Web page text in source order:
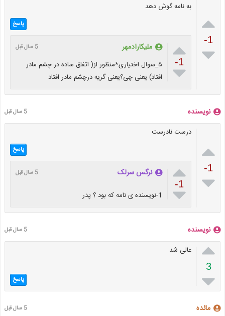

-1

به نامه گوش دهد
پاسخ

-1

ملیکارادمهر 5 سال قبل
۵_سوال اختیاری*منظور از( اتفاق ساده در چشم مادر
افتاد) یعنی چی؟یعنی گریه درچشم مادر افتاد
نویسنده 5 سال قبل

-1

درست نادرست
پاسخ

-1

نرگس سرلک 5 سال قبل
1-نویسنده ی نامه که بود ؟ پدر
نویسنده 5 سال قبل

3

عالی شد
پاسخ
مائده 5 سال قبل